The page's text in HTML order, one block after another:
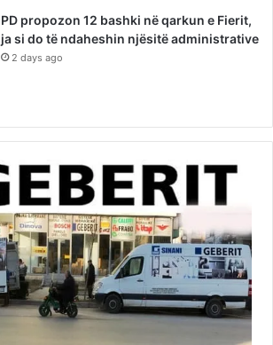
PD propozon 12 bashki në qarkun e Fierit,
ja si do të ndaheshin njësitë administrative
2 days ago